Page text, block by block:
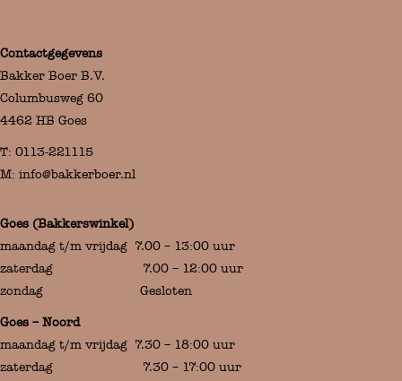
Contactgegevens
Bakker Boer B.V.
Columbusweg 60
4462 HB Goes
T: 0113-221115
M: info@bakkerboer.nl
Goes (Bakkerswinkel)
maandag t/m vrijdag 7.00 – 13:00 uur
zaterdag 7.00 – 12:00 uur
zondag Gesloten
Goes – Noord
maandag t/m vrijdag 7.30 – 18:00 uur
zaterdag 7.30 – 17:00 uur